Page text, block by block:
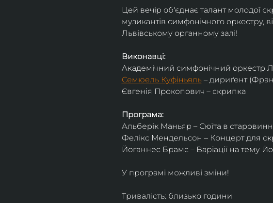
Цей вечір об'єднає талант молодої
музикантів симфонічного оркестру,
Львівському органному залі!
Виконавці:
Академічний симфонічний оркестр
Семюель Куфіньяль – дириґент
Євгенія Прокопович – скрипка
Програма:
Альберік Маньяр – Сюїта в
Фелікс Мендельсон – Концерт для
Йоганнес Брамс – Варіації на тему
У програмі можливі зміни!
Тривалість: близько години